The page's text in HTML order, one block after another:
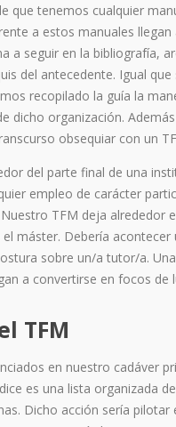
que tenemos cualquier
a estos manuales
a seguir en la bibliografía,
del antecedente. Igual
recopilado la guía la
dicho organización.
obsequiar con un
del parte final de una
empleo de carácter
TFM deja alrededor
máster. Debería
sobre un/a tutor/a.
a convertirse en focos
TFM
en nuestro cadáver
es una lista organizada
Dicho acción serí­a